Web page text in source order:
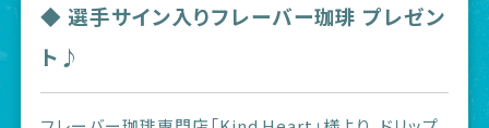
◆ 選手サイン入りフレーバー珈琲 プレゼン
ト♪